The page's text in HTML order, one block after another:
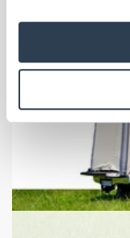
provided to them
Weitere